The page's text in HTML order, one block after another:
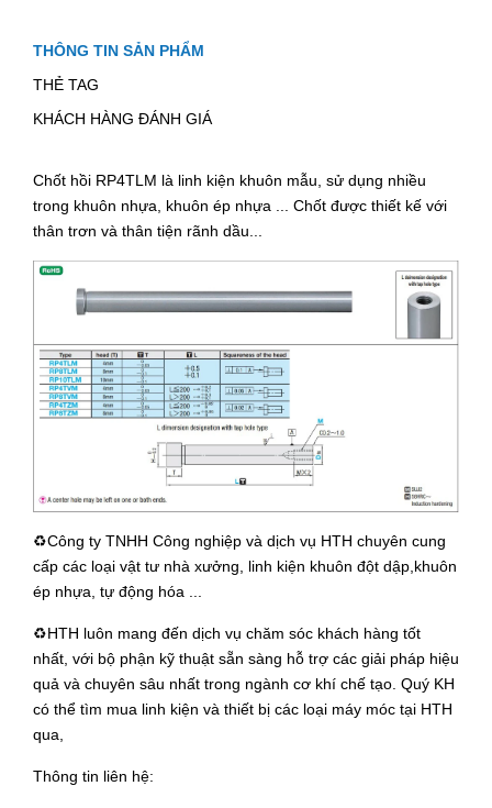
THÔNG TIN SẢN PHẨM
THẺ TAG
KHÁCH HÀNG ĐÁNH GIÁ
Chốt hồi RP4TLM là linh kiện khuôn mẫu, sử dụng nhiều
trong khuôn nhựa, khuôn ép nhựa ... Chốt được thiết kế với
thân trơn và thân tiện rãnh dầu...
♻️Công ty TNHH Công nghiệp và dịch vụ HTH chuyên cung
cấp các loại vật tư nhà xưởng, linh kiện khuôn đột dập,khuôn
ép nhựa, tự động hóa ...
♻️HTH luôn mang đến dịch vụ chăm sóc khách hàng tốt
nhất, với bộ phận kỹ thuật sẵn sàng hỗ trợ các giải pháp hiệu
quả và chuyên sâu nhất trong ngành cơ khí chế tạo. Quý KH
có thể tìm mua linh kiện và thiết bị các loại máy móc tại HTH
qua,
Thông tin liên hệ: